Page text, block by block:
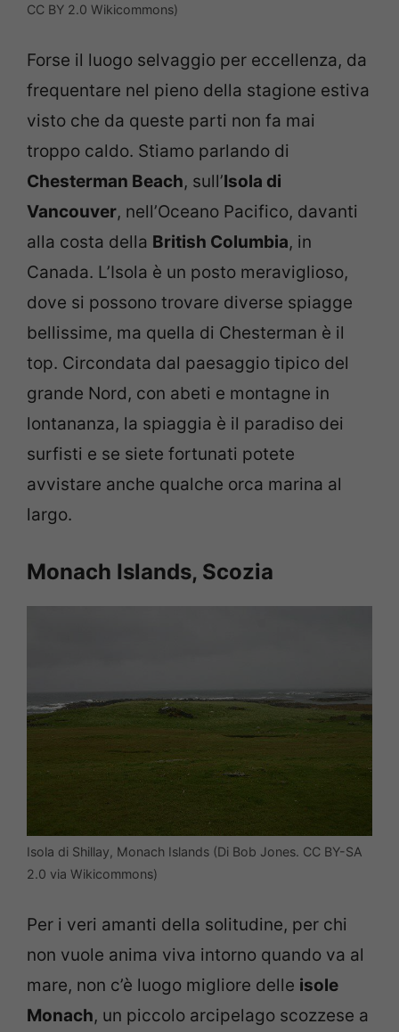
CC BY 2.0 Wikicommons)
Forse il luogo selvaggio per eccellenza, da
frequentare nel pieno della stagione estiva
visto che da queste parti non fa mai
troppo caldo. Stiamo parlando di
Chesterman Beach, sull’Isola di
Vancouver, nell’Oceano Pacifico, davanti
alla costa della British Columbia, in
Canada. L’Isola è un posto meraviglioso,
dove si possono trovare diverse spiagge
bellissime, ma quella di Chesterman è il
top. Circondata dal paesaggio tipico del
grande Nord, con abeti e montagne in
lontananza, la spiaggia è il paradiso dei
surfisti e se siete fortunati potete
avvistare anche qualche orca marina al
largo.
Monach Islands, Scozia
Isola di Shillay, Monach Islands (Di Bob Jones. CC BY-SA
2.0 via Wikicommons)
Per i veri amanti della solitudine, per chi
non vuole anima viva intorno quando va al
mare, non c’è luogo migliore delle isole
Monach, un piccolo arcipelago scozzese a